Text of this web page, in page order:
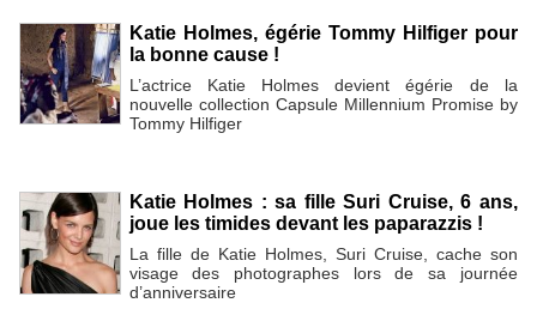
Katie Holmes, égérie Tommy Hilfiger pour
la bonne cause !
L’actrice Katie Holmes devient égérie de la
nouvelle collection Capsule Millennium Promise by
Tommy Hilfiger
Katie Holmes : sa fille Suri Cruise, 6 ans,
joue les timides devant les paparazzis !
La fille de Katie Holmes, Suri Cruise, cache son
visage des photographes lors de sa journée
d’anniversaire